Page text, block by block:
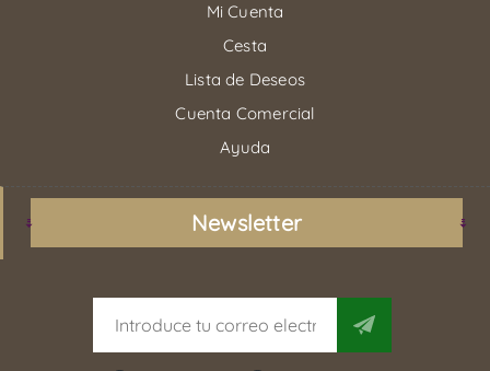
Mi Cuenta
Cesta
Lista de Deseos
Cuenta Comercial
Ayuda
Newsletter